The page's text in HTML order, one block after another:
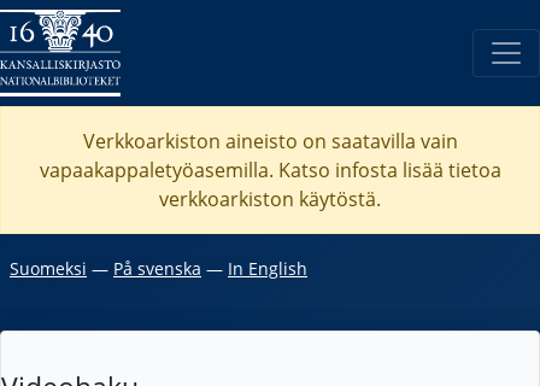
Verkkoarkiston aineisto on saatavilla vain
vapaakappaletyöasemilla. Katso infosta lisää tietoa
verkkoarkiston käytöstä.
Suomeksi ― På svenska ― In English